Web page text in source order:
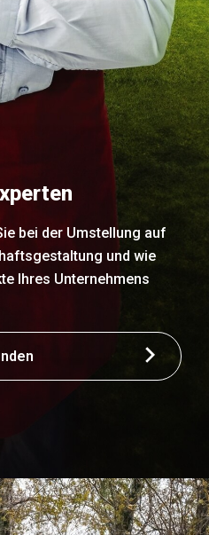
bei der Umstellung auf
und wie
Ihres Unternehmens